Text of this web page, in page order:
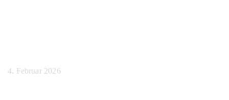
4. Februar 2026